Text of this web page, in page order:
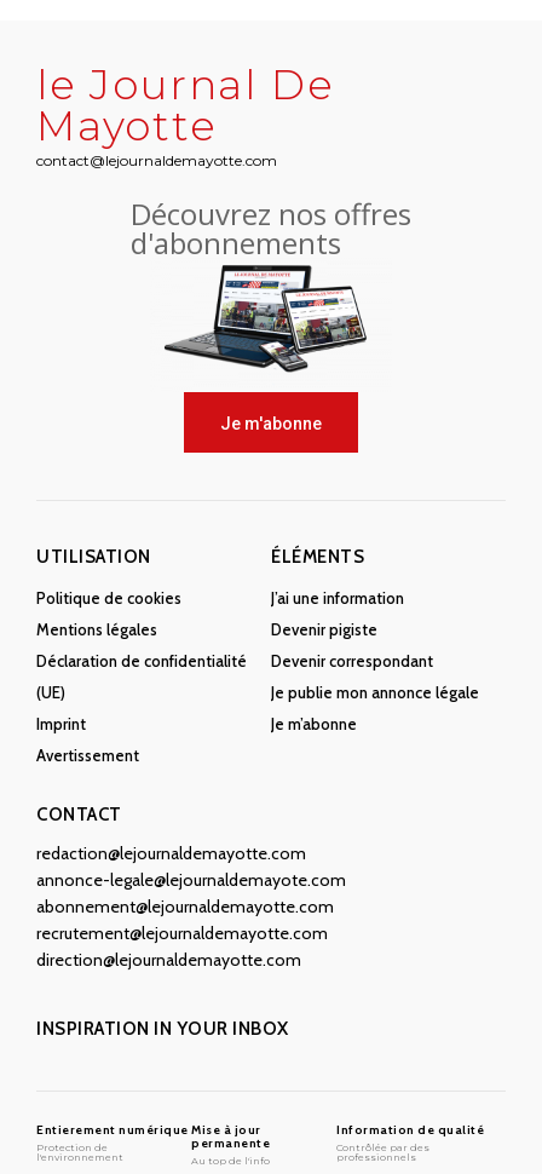
le Journal De
Mayotte
contact@lejournaldemayotte.com
Découvrez nos offres
d'abonnements
Je m'abonne
UTILISATION
Politique de cookies
Mentions légales
Déclaration de confidentialité
(UE)
Imprint
Avertissement
ÉLÉMENTS
J’ai une information
Devenir pigiste
Devenir correspondant
Je publie mon annonce légale
Je m’abonne
CONTACT
redaction@lejournaldemayotte.com
annonce-legale@lejournaldemayote.com
abonnement@lejournaldemayotte.com
recrutement@lejournaldemayotte.com
direction@lejournaldemayotte.com
INSPIRATION IN YOUR INBOX
Entierement numérique
Protection de
l'environnement
Mise à jour
permanente
Au top de l'info
Information de qualité
Contrôlée par des
professionnels